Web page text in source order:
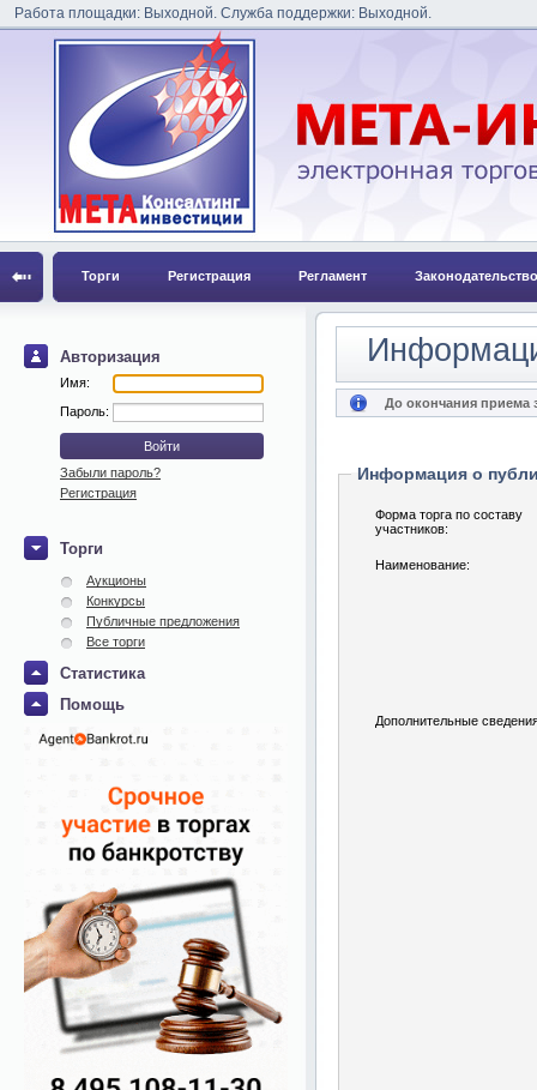
Работа площадки: Выходной. Служба поддержки: Выходной.
Торги Регистрация Регламент Законодательство
Авторизация
Имя:
Пароль:
Забыли пароль?
Регистрация
Торги
Аукционы
Конкурсы
Публичные предложения
Все торги
Статистика
Помощь
До окончания приема
Информация о
Форма торга по составу
участников:
Наименование:
Дополнительные